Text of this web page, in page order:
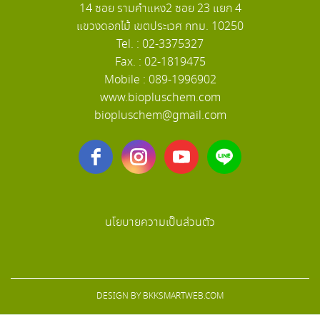
14 ซอย รามคำแหง2 ซอย 23 แยก 4
แขวงดอกไม้ เขตประเวศ กทม. 10250
Tel. : 02-3375327
Fax. : 02-1819475
Mobile : 089-1996902
www.biopluschem.com
biopluschem@gmail.com
นโยบายความเป็นส่วนตัว
DESIGN BYBKKSMARTWEB.COM